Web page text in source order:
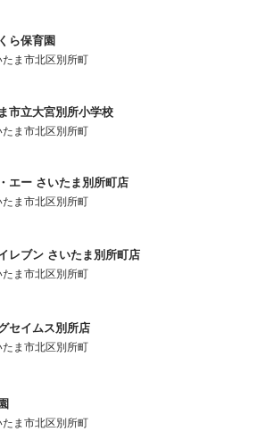
ら保育園
ま市北区別所町
市立大宮別所小学校
ま市北区別所町
エー さいたま別所町店
ま市北区別所町
レブン さいたま別所町店
ま市北区別所町
セイムス別所店
ま市北区別所町
ま市北区別所町